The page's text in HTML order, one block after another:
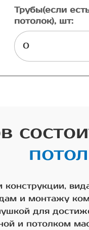
Трубы(если
потолок), шт:
конструкции,
и монтажу
для
и потолком